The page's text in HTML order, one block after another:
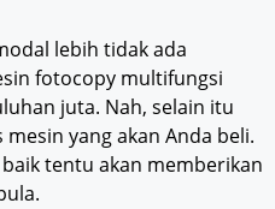
lebih tidak ada
fotocopy multifungsi
juta. Nah, selain itu
yang akan Anda beli.
tentu akan memberikan